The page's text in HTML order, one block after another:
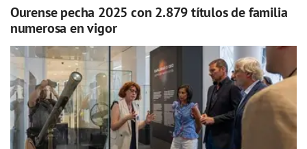
Ourense pecha 2025 con 2.879 títulos de familia
numerosa en vigor